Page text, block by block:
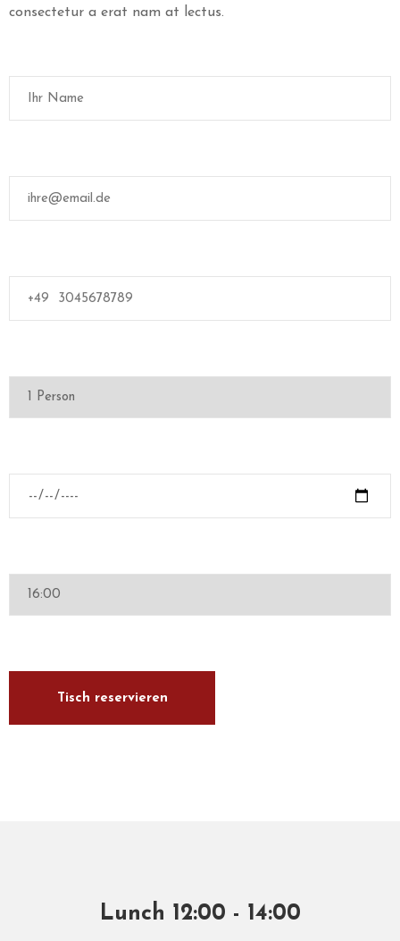
consectetur a erat nam at lectus.
Lunch 12:00 - 14:00